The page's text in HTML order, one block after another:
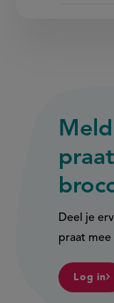
Deel je
praat mee
Log in